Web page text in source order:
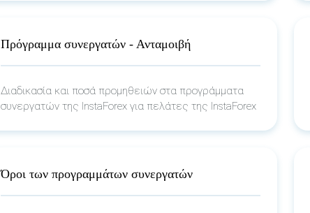
Πρόγραμμα συνεργατών - Ανταμοιβή
Διαδικασία και ποσά προμηθειών στα προγράμματα
συνεργατών της InstaForex για πελάτες της InstaForex
Όροι των προγραμμάτων συνεργατών